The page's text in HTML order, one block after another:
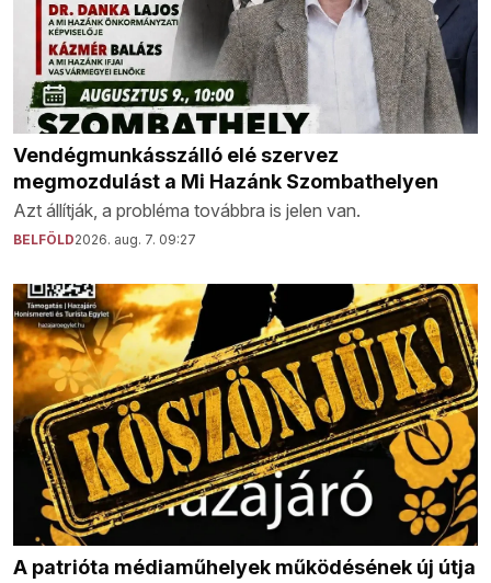
Vendégmunkásszálló elé szervez
megmozdulást a Mi Hazánk Szombathelyen
Azt állítják, a probléma továbbra is jelen van.
BELFÖLD2026. aug. 7. 09:27
A patrióta médiaműhelyek működésének új útja